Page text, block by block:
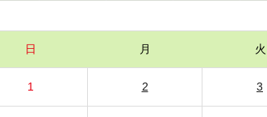
日 月 火
1 2 3